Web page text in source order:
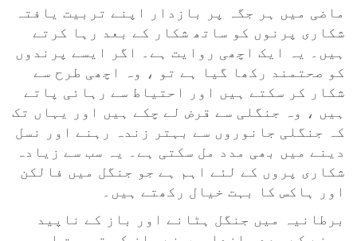
ماضی میں ہر جگہ پر بازدار اپنے تربیت یافتہ
شکاری پرنوں کو ساتھ شکار کے بعد رہا کرتے
ہیں۔ یہ ایک اچھی روایت ہے۔ اگر ایسے پرندوں
کو صحتمند رکھا گیا ہے تو ، وہ اچھی طرح سے
شکار کر سکتے ہیں اور احتیاط سے رہائی پاتے
ہیں ، وہ جنگلی سے قرض لے چکے ہیں اور یہاں تک
کہ جنگلی جانوروں سے بہتر زندہ رہنے اور نسل
دینے میں بھی مدد مل سکتی ہے۔ یہ سب سے زیادہ
شکاری پروں کے لئے اہم ہے جو جنگل میں فالکن
اور ہاکس کا بہت خیال رکھتے ہیں۔
برطانیہ میں جنگل ہٹانے اور باز کے ناپید